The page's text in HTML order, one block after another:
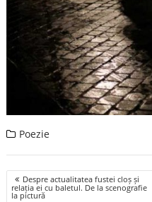
Poezie
Post
navigation
Despre actualitatea fustei cloș și
relația ei cu baletul. De la scenografie
la pictură